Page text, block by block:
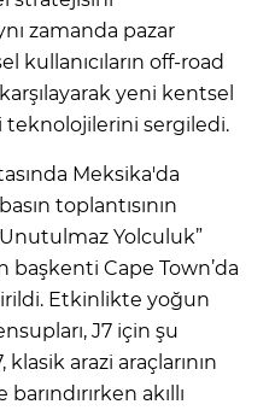
zamanda pazar
kullanıcıların off-road
yeni kentsel
teknolojilerini sergiledi.
Meksika'da
toplantısının
Yolculuk”
başkenti Cape Town’da
Etkinlikte yoğun
J7 için şu
arazi araçlarının
akıllı